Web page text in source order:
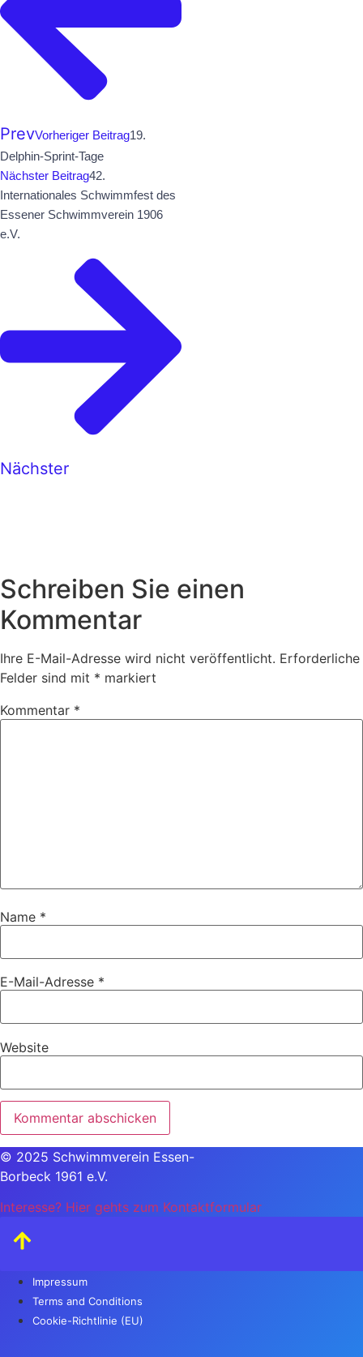
PrevVorheriger Beitrag19.
Delphin-Sprint-Tage
Nächster Beitrag42.
Internationales Schwimmfest des
Essener Schwimmverein 1906
e.V.
Nächster
Schreiben Sie einen
Kommentar
Ihre E-Mail-Adresse wird nicht veröffentlicht. Erforderliche
Felder sind mit * markiert
Kommentar *
Name *
E-Mail-Adresse *
Website
© 2025 Schwimmverein Essen-
Borbeck 1961 e.V.
Interesse? Hier gehts zum Kontaktformular
Impressum
Terms and Conditions
Cookie-Richtlinie (EU)